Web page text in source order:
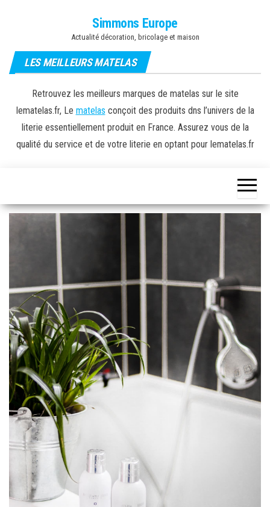
content
Simmons Europe
Actualité décoration, bricolage et maison
LES MEILLEURS MATELAS
Retrouvez les meilleurs marques de matelas sur le site
lematelas.fr, Le matelas conçoit des produits dns l’univers de la
literie essentiellement produit en France. Assurez vous de la
qualité du service et de votre literie en optant pour lematelas.fr